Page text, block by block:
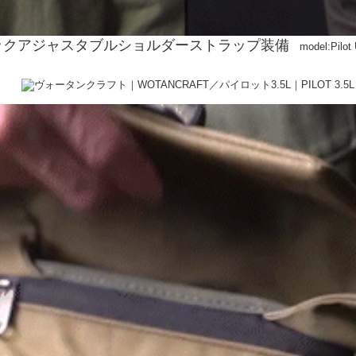
アジャスタブルショルダーストラップ装備 model:Pilot